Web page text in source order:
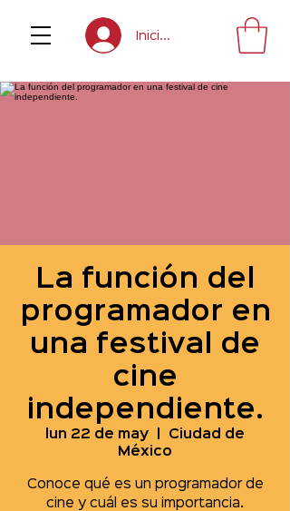
Inicia sesión
La función del
programador en
una festival de
cine
independiente.
lun 22 de may
Ciudad de
México
Conoce qué es un programador de
cine y cuál es su importancia.